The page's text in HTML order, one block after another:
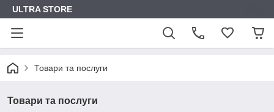
ULTRA STORE
Товари та послуги
Товари та послуги